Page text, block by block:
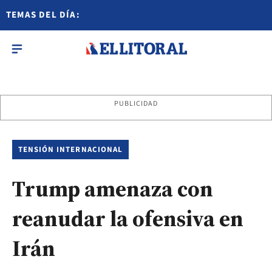
TEMAS DEL DÍA:
PUBLICIDAD
TENSIÓN INTERNACIONAL
Trump amenaza con
reanudar la ofensiva en
Irán